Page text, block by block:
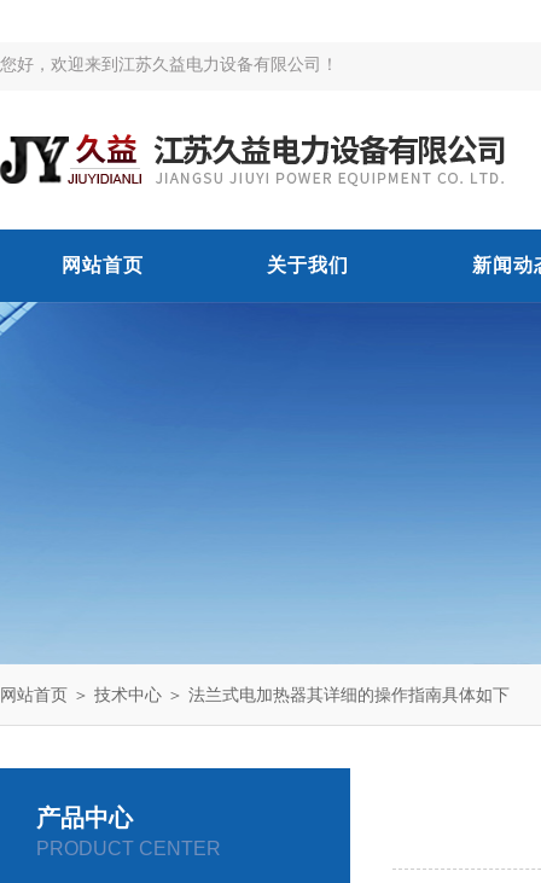
您好，欢迎来到江苏久益电力设备有限公司！
网站首页 关于我们 新闻动
网站首页 ＞ 技术中心 ＞ 法兰式电加热器其详细的操作指南具体如下
产品中心
PRODUCT CENTER